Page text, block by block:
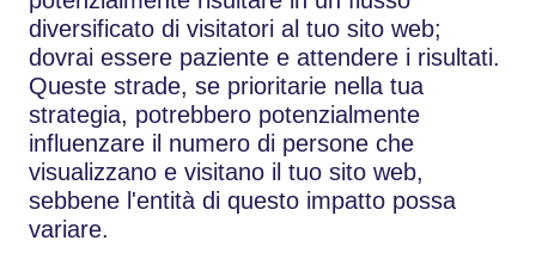
diversificato di visitatori al tuo sito web;
dovrai essere paziente e attendere i risultati.
Queste strade, se prioritarie nella tua
strategia, potrebbero potenzialmente
influenzare il numero di persone che
visualizzano e visitano il tuo sito web,
sebbene l'entità di questo impatto possa
variare.